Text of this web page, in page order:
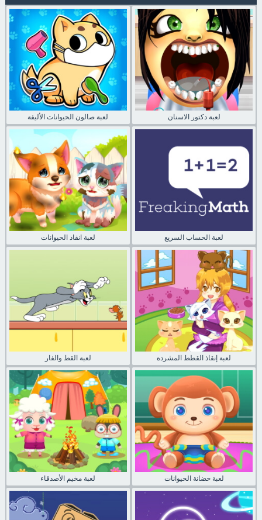
لعبة صالون الحيوانات الأليفة لعبة دكتور الاسنان
لعبة انقاذ الحيوانات لعبة الحساب السريع
لعبة القط والفار لعبة إنقاذ القطط المشردة
لعبة مخيم الأصدقاء لعبة حضانة الحيوانات